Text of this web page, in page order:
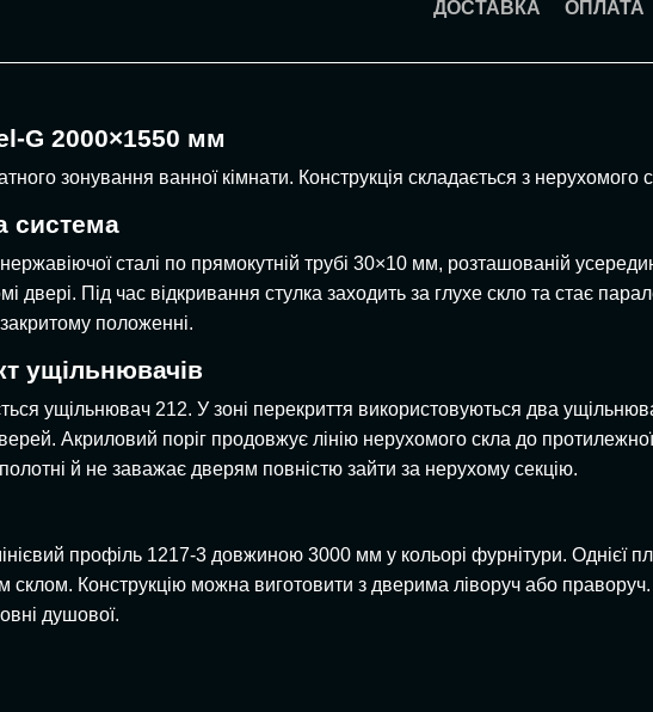
ДОСТАВКА ОПЛАТА
G 2000×1550 мм
зонування ванної кімнати. Конструкція складається з
система
сталі по прямокутній трубі 30×10 мм, розташованій
двері. Під час відкривання стулка заходить за глухе скло та стає
закритому положенні.
ущільнювачів
ущільнювач 212. У зоні перекриття використовуються два
Акриловий поріг продовжує лінію нерухомого скла до
й не заважає дверям повністю зайти за нерухому секцію.
профіль 1217-3 довжиною 3000 мм у кольорі фурнітури. Однієї
склом. Конструкцію можна виготовити з дверима ліворуч або
душової.